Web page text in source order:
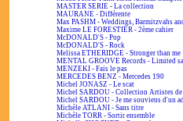
MASTER SERIE - La collection
MAURANE - Différente
Max PASHM - Weddings, Barmitzvahs
Maxime LE FORESTIER - 2ème cahier
McDONALD'S - Pop
McDONALD'S - Rock
Melissa ETHERIDGE - Stronger than me
MENTAL GROOVE Records - Limited
MENZEKI - Fais le pas
MERCEDES BENZ - Mercedes 190
Michel JONASZ - Le scat
Michel SARDOU - Collection Artistes de
Michel SARDOU - Je me souviens d'un
Michèle ATLANI - Sans titre
Michèle TORR - Sortir ensemble